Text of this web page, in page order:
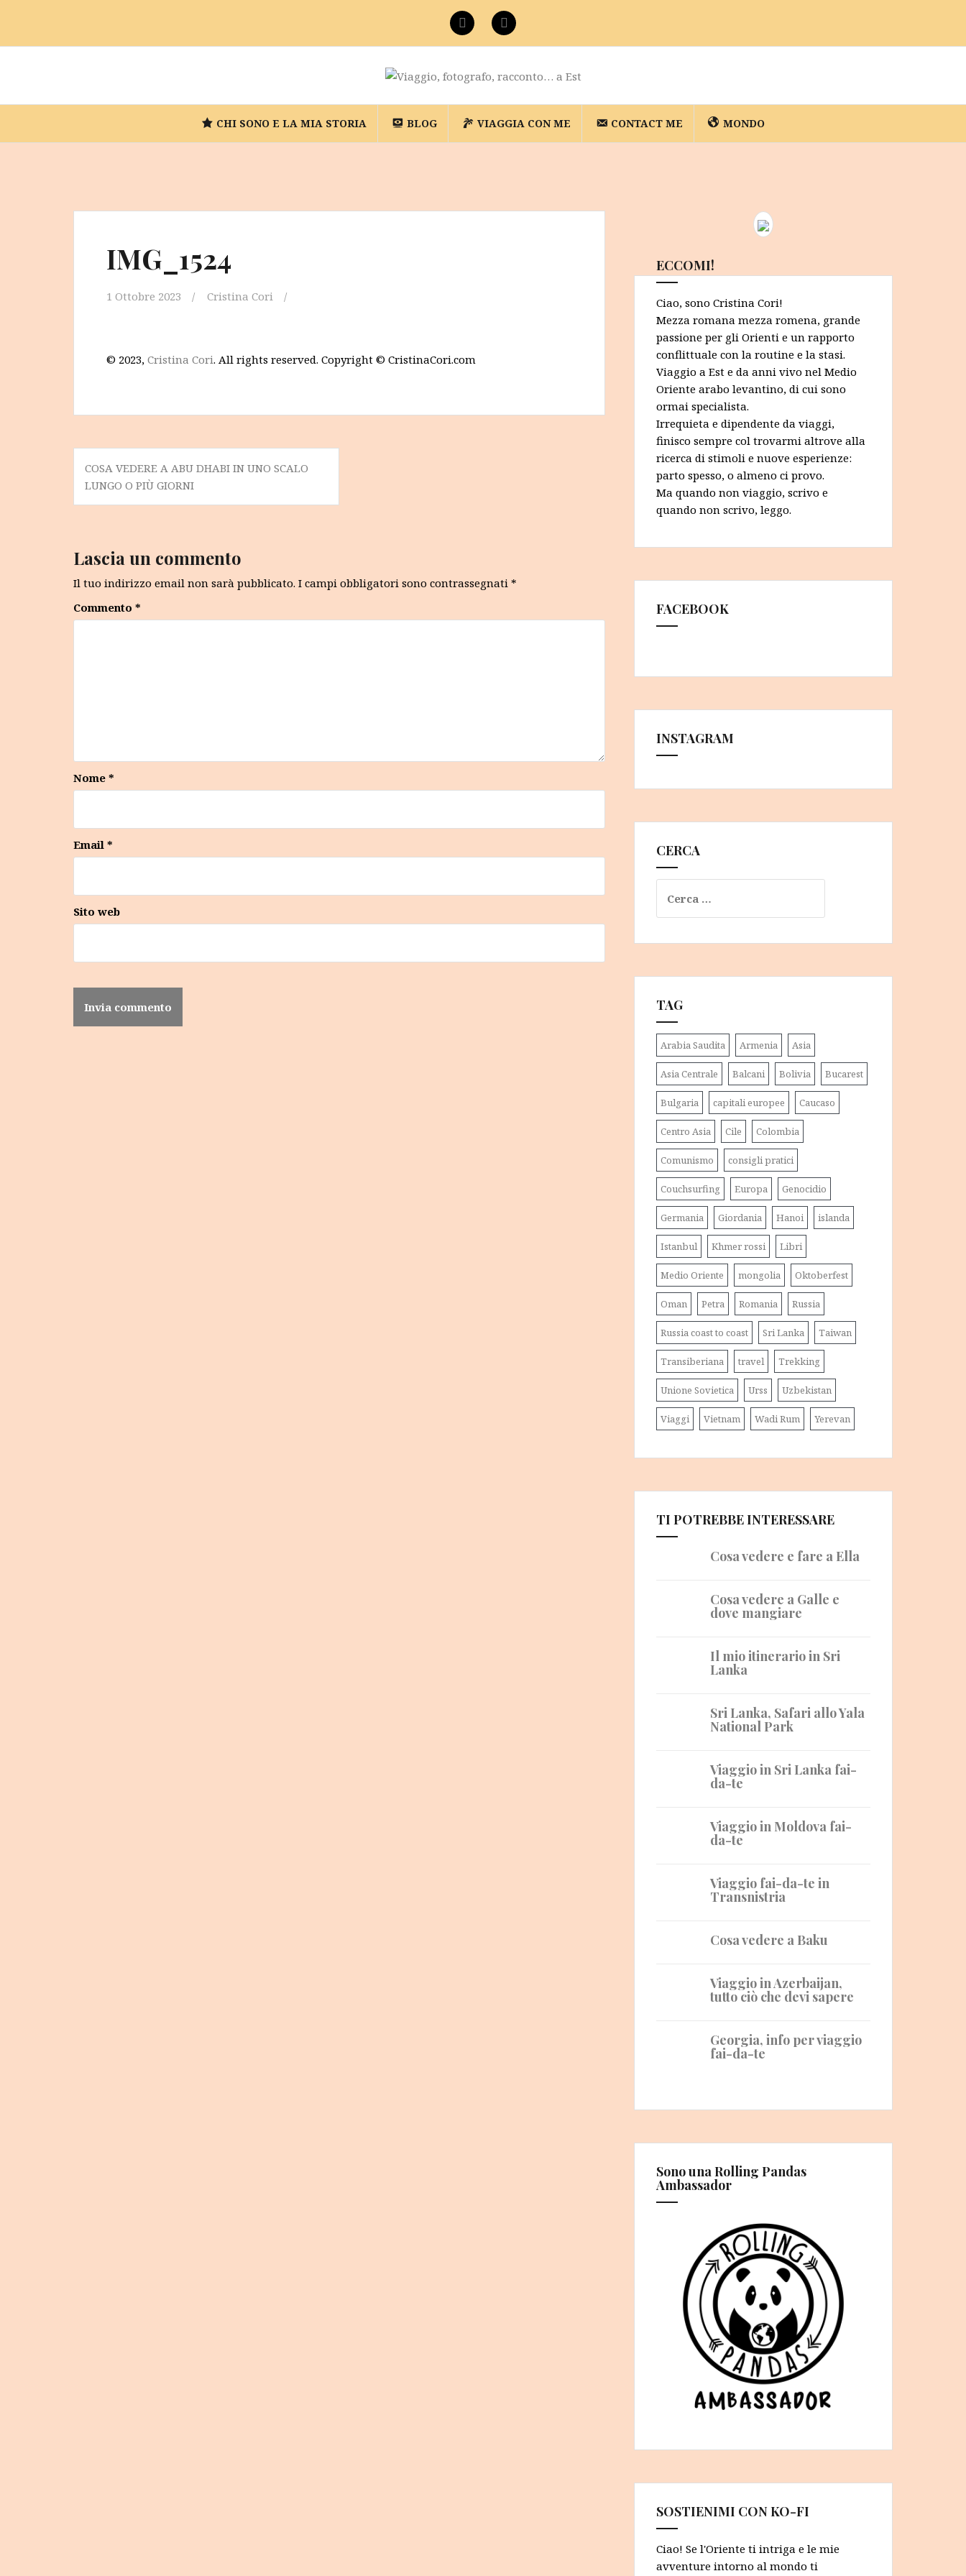
contenuto
FacebookInstagram
CHI SONO E LA MIA STORIA BLOG VIAGGIA CON ME CONTACT ME MONDO
IMG_1524
1 Ottobre 2023 Cristina Cori
© 2023, Cristina Cori. All rights reserved. Copyright © CristinaCori.com
Navigazione
articoli
COSA VEDERE A ABU DHABI IN UNO SCALO
LUNGO O PIÙ GIORNI
Lascia un commento
Il tuo indirizzo email non sarà pubblicato. I campi obbligatori sono contrassegnati *
Commento *
Nome *
Email *
Sito web
ECCOMI!
Ciao, sono Cristina Cori!
Mezza romana mezza romena, grande
passione per gli Orienti e un rapporto
conflittuale con la routine e la stasi.
Viaggio a Est e da anni vivo nel Medio
Oriente arabo levantino, di cui sono
ormai specialista.
Irrequieta e dipendente da viaggi,
finisco sempre col trovarmi altrove alla
ricerca di stimoli e nuove esperienze:
parto spesso, o almeno ci provo.
Ma quando non viaggio, scrivo e
quando non scrivo, leggo.
FACEBOOK
INSTAGRAM
CERCA
per:
TAG
Arabia Saudita Armenia Asia
Asia Centrale Balcani Bolivia Bucarest
Bulgaria capitali europee Caucaso
Centro Asia Cile Colombia
Comunismo consigli pratici
Couchsurfing Europa Genocidio
Germania Giordania Hanoi islanda
Istanbul Khmer rossi Libri
Medio Oriente mongolia Oktoberfest
Oman Petra Romania Russia
Russia coast to coast Sri Lanka Taiwan
Transiberiana travel Trekking
Unione Sovietica Urss Uzbekistan
Viaggi Vietnam Wadi Rum Yerevan
TI POTREBBE INTERESSARE
Cosa vedere e fare a Ella
Cosa vedere a Galle e
dove mangiare
Il mio itinerario in Sri
Lanka
Sri Lanka, Safari allo Yala
National Park
Viaggio in Sri Lanka fai-
da-te
Viaggio in Moldova fai-
da-te
Viaggio fai-da-te in
Transnistria
Cosa vedere a Baku
Viaggio in Azerbaijan,
tutto ciò che devi sapere
Georgia, info per viaggio
fai-da-te
Sono una Rolling Pandas
Ambassador
SOSTIENIMI CON KO-FI
Ciao! Se l'Oriente ti intriga e le mie
avventure intorno al mondo ti